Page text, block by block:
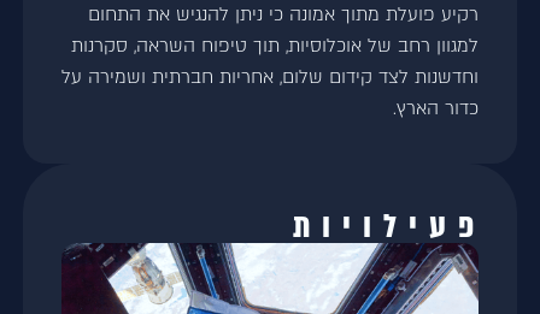
רקיע פועלת מתוך אמונה כי ניתן להנגיש את התחום
למגוון רחב של אוכלוסיות, תוך טיפוח השראה, סקרנות
וחדשנות לצד קידום שלום, אחריות חברתית ושמירה על
כדור הארץ.
פעילויות